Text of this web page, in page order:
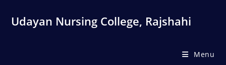
Udayan Nursing College, Rajshahi
Menu